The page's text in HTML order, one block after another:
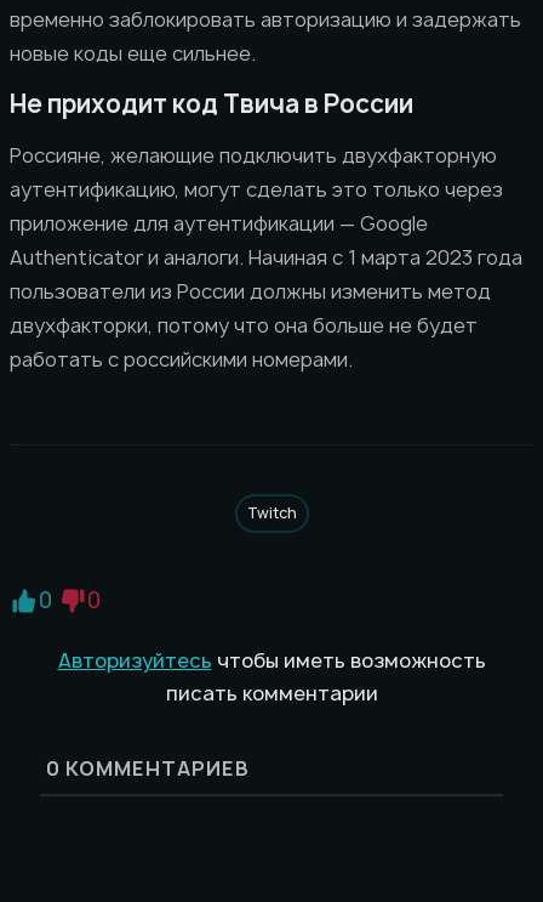
временно заблокировать авторизацию и задержать
новые коды еще сильнее.
Не приходит код Твича в России
Россияне, желающие подключить двухфакторную
аутентификацию, могут сделать это только через
приложение для аутентификации — Google
Authenticator и аналоги. Начиная с 1 марта 2023 года
пользователи из России должны изменить метод
двухфакторки, потому что она больше не будет
работать с российскими номерами.
Twitch
0 0
Авторизуйтесь чтобы иметь возможность
писать комментарии
0 КОММЕНТАРИЕВ